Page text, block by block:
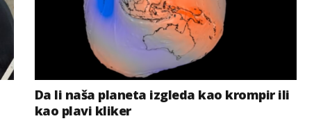
Da li naša planeta izgleda kao krompir ili
kao plavi kliker